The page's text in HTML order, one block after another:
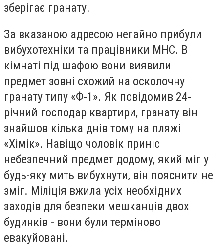
зберігає гранату.
За вказаною адресою негайно прибули
вибухотехніки та працівники МНС. В
кімнаті під шафою вони виявили
предмет зовні схожий на осколочну
гранату типу «Ф-1». Як повідомив 24-
річний господар квартири, гранату він
знайшов кілька днів тому на пляжі
«Хімік». Навіщо чоловік приніс
небезпечний предмет додому, який міг у
будь-яку мить вибухнути, він пояснити не
зміг. Міліція вжила усіх необхідних
заходів для безпеки мешканців двох
будинків - вони були терміново
евакуйовані.